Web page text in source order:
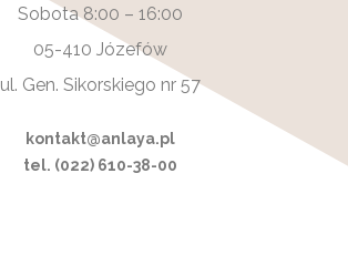
Sobota 8:00 – 16:00
05-410 Józefów
ul. Gen. Sikorskiego nr 57
kontakt@anlaya.pl
tel. (022) 610-38-00